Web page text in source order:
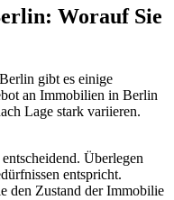
Worauf Sie
gibt es einige
an Immobilien in Berlin
Lage stark variieren.
Überlegen
entspricht.
den Zustand der Immobilie